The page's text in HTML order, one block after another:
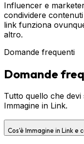
Influencer e
condividere
link funziona
altro.
Domande frequenti
Domande
Tutto quello che
Immagine in Link.
Cos'è Immagine in Link e